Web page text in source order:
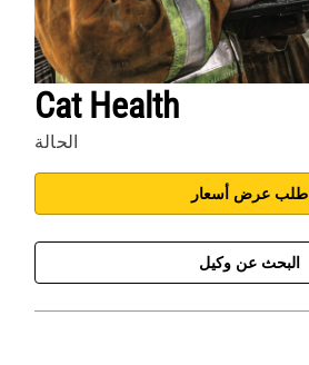
Cat Health
الحالة
طلب عرض أسعار
البحث عن وكيل